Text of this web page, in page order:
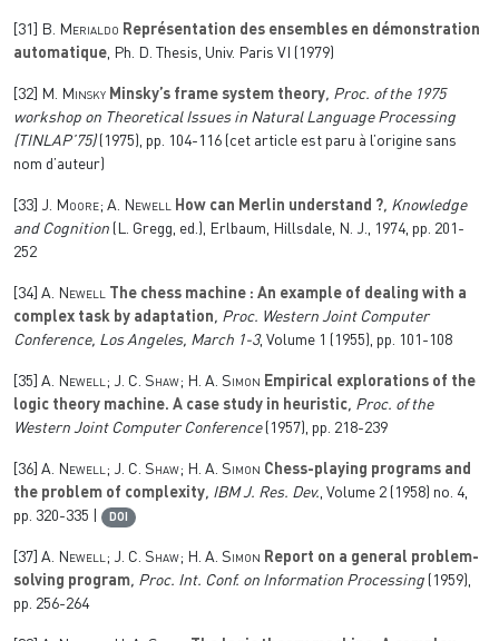
[31] B. Merialdo Représentation des ensembles en démonstration
automatique, Ph. D. Thesis, Univ. Paris VI (1979)
[32] M. Minsky Minsky’s frame system theory, Proc. of the 1975
workshop on Theoretical Issues in Natural Language Processing
(TINLAP’75)(1975), pp. 104-116 (cet article est paru à l’origine sans
nom d’auteur)
[33] J. Moore; A. Newell How can Merlin understand ?, Knowledge
and Cognition (L. Gregg, ed.), Erlbaum, Hillsdale, N. J., 1974, pp. 201-
252
[34] A. Newell The chess machine : An example of dealing with a
complex task by adaptation, Proc. Western Joint Computer
Conference, Los Angeles, March 1-3, Volume 1 (1955), pp. 101-108
[35] A. Newell; J. C. Shaw; H. A. Simon Empirical explorations of the
logic theory machine. A case study in heuristic, Proc. of the
Western Joint Computer Conference(1957), pp. 218-239
[36] A. Newell; J. C. Shaw; H. A. Simon Chess-playing programs and
the problem of complexity, IBM J. Res. Dev., Volume 2 (1958) no. 4,
pp. 320-335 |
DOI
[37] A. Newell; J. C. Shaw; H. A. Simon Report on a general problem-
solving program, Proc. Int. Conf. on Information Processing (1959),
pp. 256-264